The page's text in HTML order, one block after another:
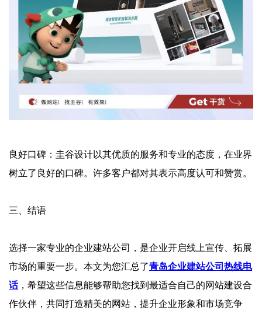
‌良好口碑‌：圭谷设计以其优质的服务和专业的态度，在业界
树立了良好的口碑。许多客户都对其表示高度认可和赞赏。
‌三、结语‌
选择一家专业的企业建站公司，是企业开启线上宣传、拓展
市场的重要一步。本文为您汇总了青岛企业建站公司热线电
话，希望这些信息能够帮助您找到最适合自己的网站建设合
作伙伴，共同打造精美的网站，提升企业形象和市场竞争